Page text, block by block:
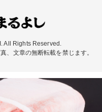
All Rights Reserved.
、文章の無断転載を禁じます。